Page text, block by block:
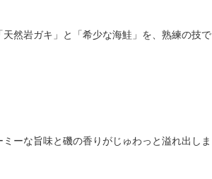
然岩ガキ」と「希少な海鮭」を、熟練の技で
ーな旨味と磯の香りがじゅわっと溢れ出しま